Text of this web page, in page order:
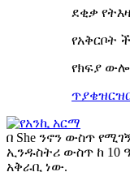
ደቂቃ
የአቅርቦት
የክፍያ
ጥያቄ
በ She ንኖን ውስጥ
ኢንዱስትሪ ውስጥ ከ 10
አቅራቢ ነው.